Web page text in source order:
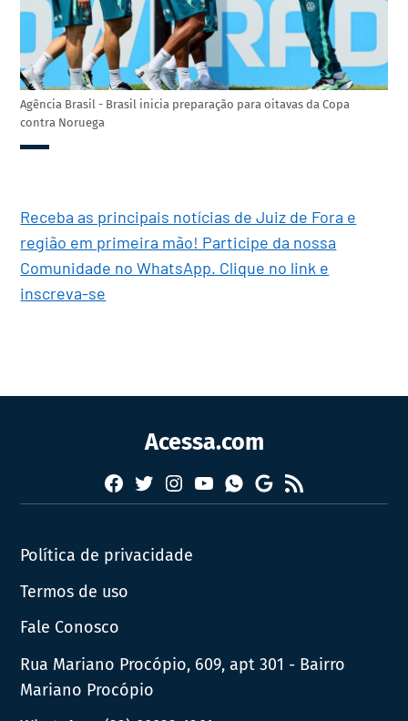
Agência Brasil - Brasil inicia preparação para oitavas da Copa
contra Noruega
Receba as principais notícias de Juiz de Fora e
região em primeira mão! Participe da nossa
Comunidade no WhatsApp. Clique no link e
inscreva-se
Acessa.com
Facebook
TwitterInstagram
YouTubeWhatsapp
Google
News
RSS
Política de privacidade
Termos de uso
Fale Conosco
Rua Mariano Procópio, 609, apt 301 - Bairro
Mariano Procópio